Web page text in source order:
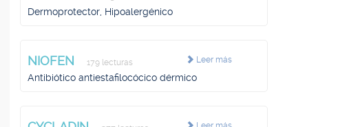
Dermoprotector, Hipoalergénico
Leer más
NIOFEN 179 lecturas
Antibiótico antiestafilocócico dérmico